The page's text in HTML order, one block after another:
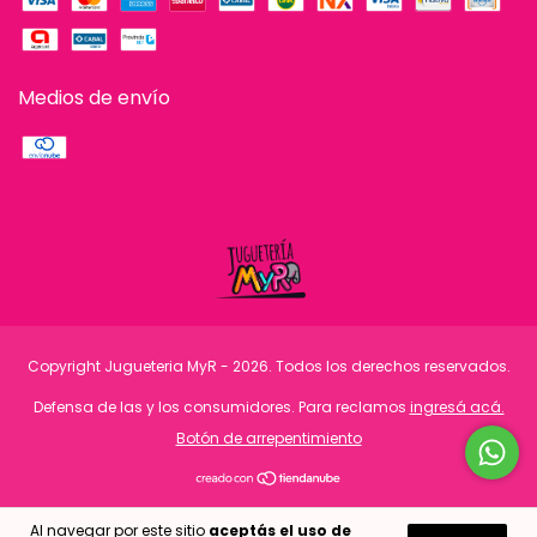
Al navegar por este sitio aceptás el uso de
Medios de envío
Copyright Jugueteria MyR - 2026. Todos los derechos reservados.
Defensa de las y los consumidores. Para reclamos ingresá acá.
Botón de arrepentimiento